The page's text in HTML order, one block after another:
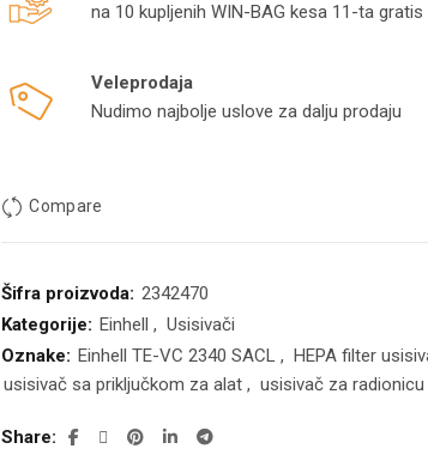
na 10 kupljenih WIN-BAG kesa 11-ta
Veleprodaja
Nudimo najbolje uslove za dalju prodaju
Compare
Šifra proizvoda: 2342470
Kategorije: Einhell , Usisivači
Oznake: Einhell TE-VC 2340 SACL , HEPA filter
usisivač sa priključkom za alat , usisivač za radionicu
Share